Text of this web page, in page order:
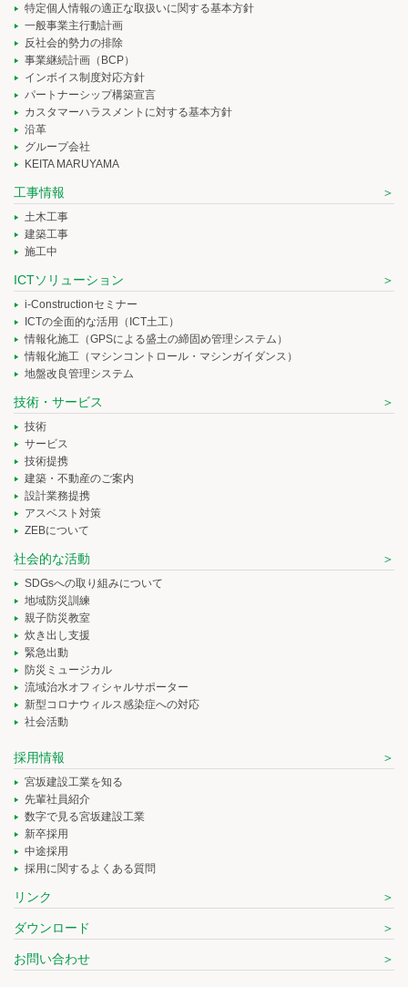
特定個人情報の適正な取扱いに関する基本方針
一般事業主行動計画
反社会的勢力の排除
事業継続計画（BCP）
インボイス制度対応方針
パートナーシップ構築宣言
カスタマーハラスメントに対する基本方針
沿革
グループ会社
KEITA MARUYAMA
工事情報
土木工事
建築工事
施工中
ICTソリューション
i-Constructionセミナー
ICTの全面的な活用（ICT土工）
情報化施工（GPSによる盛土の締固め管理システム）
情報化施工（マシンコントロール・マシンガイダンス）
地盤改良管理システム
技術・サービス
技術
サービス
技術提携
建築・不動産のご案内
設計業務提携
アスベスト対策
ZEBについて
社会的な活動
SDGsへの取り組みについて
地域防災訓練
親子防災教室
炊き出し支援
緊急出動
防災ミュージカル
流域治水オフィシャルサポーター
新型コロナウィルス感染症への対応
社会活動
採用情報
宮坂建設工業を知る
先輩社員紹介
数字で見る宮坂建設工業
新卒採用
中途採用
採用に関するよくある質問
リンク
ダウンロード
お問い合わせ